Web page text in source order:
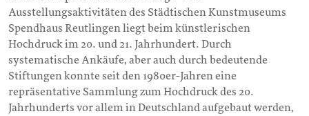
Ausstellungsaktivitäten des Städtischen Kunstmuseums
Spendhaus Reutlingen liegt beim künstlerischen
Hochdruck im 20. und 21. Jahrhundert. Durch
systematische Ankäufe, aber auch durch bedeutende
Stiftungen konnte seit den 1980er-Jahren eine
repräsentative Sammlung zum Hochdruck des 20.
Jahrhunderts vor allem in Deutschland aufgebaut werden,